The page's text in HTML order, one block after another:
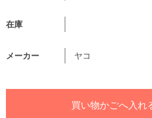
在庫
メーカー ヤコ